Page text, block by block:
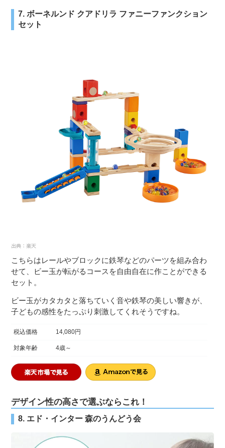
7. ボーネルンド クアドリラ ファニーファンクション
セット
こちらはレールやブロックに鉄琴などのパーツを組み合わ
せて、ビー玉が転がるコースを自由自在に作ことができる
セット。
ビー玉がカタカタと落ちていく音や鉄琴の美しい響きが、
子どもの感性をたっぷり刺激してくれそうですね。
税込価格 14,080円
対象年齢 4歳～
デザイン性の高さで選ぶならこれ！
8. エド・インター 森のうんどう会